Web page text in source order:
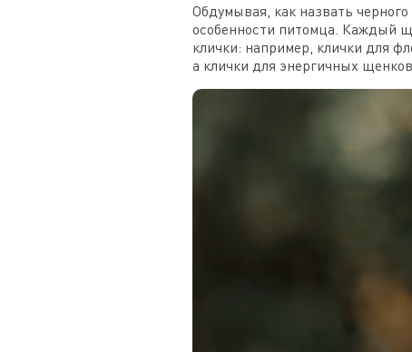
Обдумывая, как назвать
особенности питомца. Каждый
клички: например, клички для
а клички для энергичных